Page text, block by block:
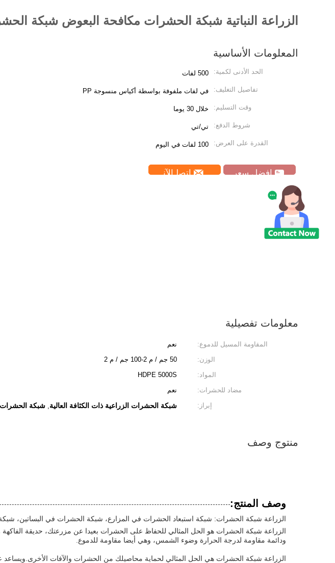
الزراعة النباتية شبكة الحشرات مكافحة البعوض شبكة
المعلومات الأساسية
الحد الأدنى لكمية: 500 لفات
تفاصيل التغليف: في لفات ملفوفة بواسطة أكياس منسوجة PP
وقت التسليم: خلال 30 يوما
شروط الدفع: تي/تي
القدرة على العرض: 100 لفات في اليوم
افضل سعر ﺎﺘﺼﻟ ﺍﻶﻧ
معلومات تفصيلية
المقاومة المسيل للدموع: نعم
الوزن:
50 جم / م 2-100 جم / م 2
المواد:
HDPE 5000S
مضاد للحشرات:
نعم
إبراز:
شبكة الحشرات الزراعية ذات الكثافة العالية, شبكة الحشرات
منتوج وصف
وصف المنتج:
الزراعة شبكة الحشرات: شبكة استبعاد الحشرات في المزارع، شبكة الحشرات في البساتين،
ودائمة مقاومة لدرجة الحرارة وضوء الشمس، وهي أيضا مقاومة للدموع.
الزراعة شبكة الحشرات هي الحل المثالي لحماية محاصيلك من الحشرات والآفات